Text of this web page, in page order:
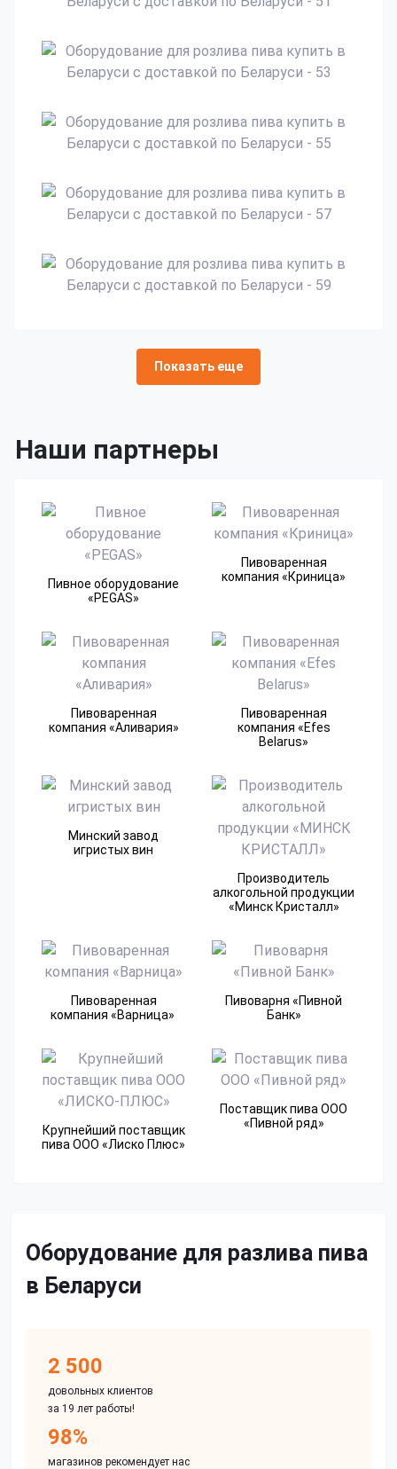
Показать еще
Наши партнеры
Пивное оборудование
«PEGAS»
Пивоваренная
компания​ «Криница»
Пивоваренная
компания​ «Аливария»
Пивоваренная
компания​ «Efes
Belarus»
Минский завод
игристых вин
Производитель
алкогольной продукции
«Минск Кристалл»
Пивоваренная
компания «Варница»
Пивоварня «Пивной
Банк»
Крупнейший поставщик
пива ООО «Лиско Плюс»
Поставщик пива ООО
«Пивной ряд»
Оборудование для разлива пива
в Беларуси
2 500
довольных клиентов
за 19 лет работы!
98%
магазинов рекомендует нас